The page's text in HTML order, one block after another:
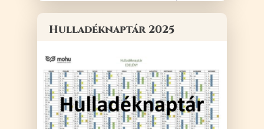
Hulladéknaptár 2025